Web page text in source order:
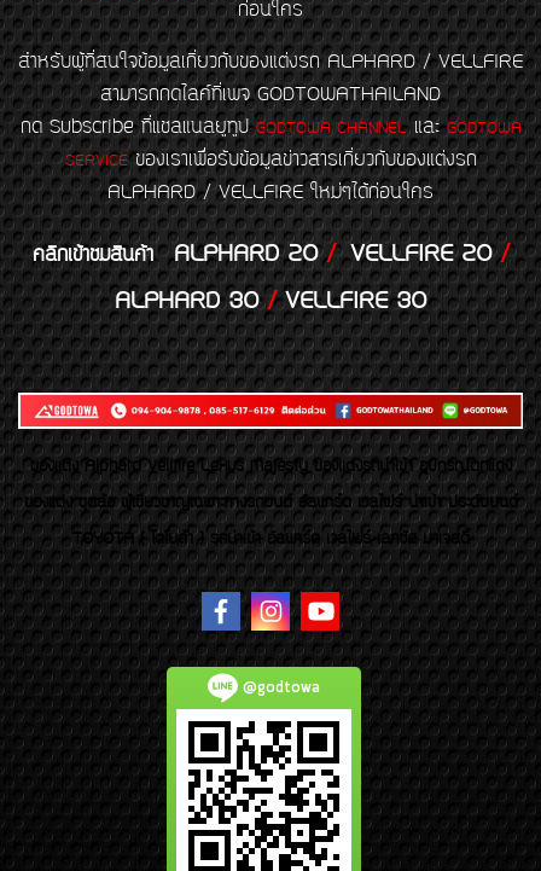
ก่อนใคร
สำหรับผู้ที่สนใจข้อมูลเกี่ยวกับของแต่งรถ ALPHARD / VELLFIRE
สามารถกดไลค์ที่เพจ GODTOWATHAILAND
กด Subscribe ที่แชลแนลยูทูป GODTOWA CHANNELและGODTOWA
SERVICEของเราเพื่อรับข้อมูลข่าวสารเกี่ยวกับของแต่งรถ
ALPHARD / VELLFIRE ใหม่ๆได้ก่อนใคร
คลิกเข้าชมสินค้า ALPHARD 20/VELLFIRE 20/
ALPHARD 30/VELLFIRE 30
ของเเต่ง Alphard Vellfire Lexus Majesty ของเเต่งรถนำเข้า อุปกรณ์ตกแต่ง
ของแต่ง ชุดล้อ ผู้เชี่ยวชาญเฉพาะทางรถยนต์ อัลพาร์ด เวลไฟร์ นำเข้า ประดับยนต์
TOYOTA ( โตโยต้า ) รถนำเข้า อัลพาร์ด เวลไฟร์ เลกซัส มาเจสตี้
@godtowa